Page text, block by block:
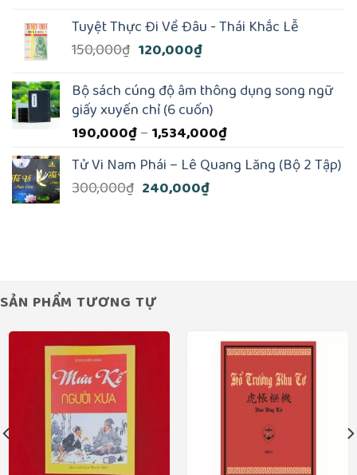
là:
110,000₫.
tại
là:
100,000₫.
Tuyệt Thực Đi Về Đâu - Thái Khắc Lễ
150,000₫ Giá
là:
150,000₫.
120,000₫Giá
tại
là:
120,000₫.
Bộ sách cúng độ âm thông dụng song ngữ
giấy xuyến chỉ (6 cuốn)
190,000₫– 1,534,000₫Khoảng
từ
Tử Vi Nam Phái – Lê Quang Lăng (Bộ 2 Tập)
300,000₫ Giá
240,000₫Giá
SẢN PHẨM TƯƠNG TỰ